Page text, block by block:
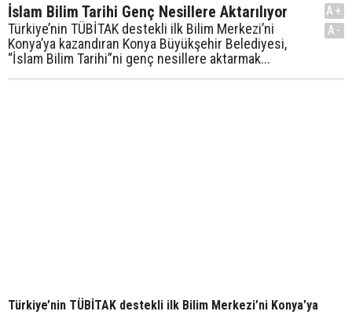
İslam Bilim Tarihi Genç Nesillere Aktarılıyor
Türkiye’nin TÜBİTAK destekli ilk Bilim Merkezi’ni
Konya’ya kazandıran Konya Büyükşehir Belediyesi,
“İslam Bilim Tarihi”ni genç nesillere aktarmak...
A+
A-
Türkiye’nin TÜBİTAK destekli ilk Bilim Merkezi’ni Konya’ya